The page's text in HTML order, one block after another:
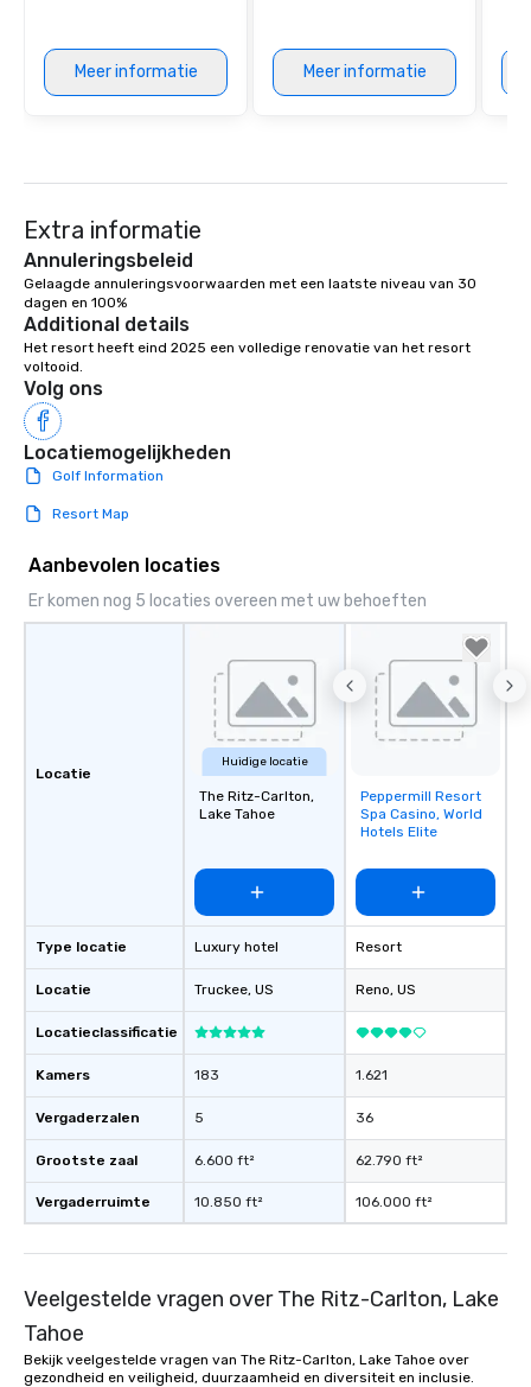
Meer informatie Meer informatie
Extra informatie
Annuleringsbeleid
Gelaagde annuleringsvoorwaarden met een laatste niveau van 30
dagen en 100%
Additional details
Het resort heeft eind 2025 een volledige renovatie van het resort
voltooid.
Volg ons
Locatiemogelijkheden
Golf Information
Resort Map
Aanbevolen locaties
Er komen nog 5 locaties overeen met uw behoeften
Locatie
Type locatie
Locatie
Locatieclassificatie
Kamers
Vergaderzalen
Grootste zaal
Vergaderruimte
Huidige locatie
The Ritz-Carlton,
Lake Tahoe
Luxury hotel
Truckee, US
183
5
6.600 ft²
10.850 ft²
Removed from
favorites
Peppermill Resort
Spa Casino, World
Hotels Elite
Resort
Reno, US
1.621
36
62.790 ft²
106.000 ft²
Veelgestelde vragen over The Ritz-Carlton, Lake
Tahoe
Bekijk veelgestelde vragen van The Ritz-Carlton, Lake Tahoe over
gezondheid en veiligheid, duurzaamheid en diversiteit en inclusie.